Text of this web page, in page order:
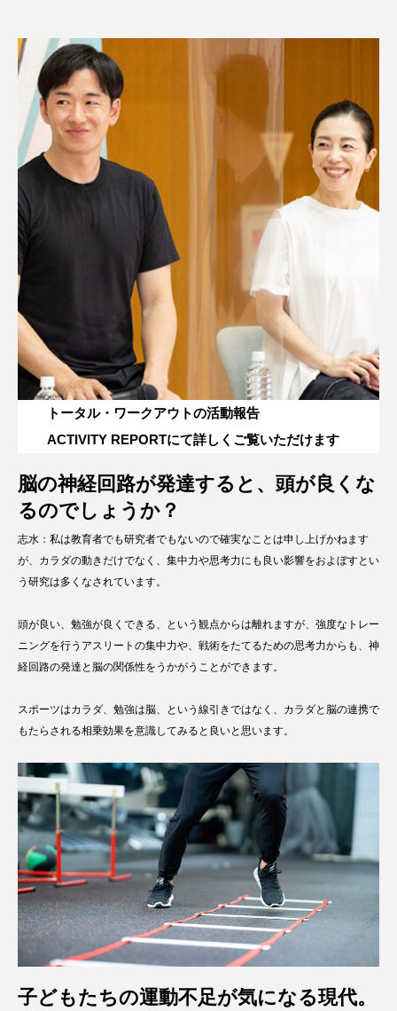
トータル・ワークアウトの活動報告
ACTIVITY REPORTにて詳しくご覧いただけます
脳の神経回路が発達すると、頭が良くな
るのでしょうか？
志水：私は教育者でも研究者でもないので確実なことは申し上げかねます
が、カラダの動きだけでなく、集中力や思考力にも良い影響をおよぼすとい
う研究は多くなされています。
頭が良い、勉強が良くできる、という観点からは離れますが、強度なトレー
ニングを行うアスリートの集中力や、戦術をたてるための思考力からも、神
経回路の発達と脳の関係性をうかがうことができます。
スポーツはカラダ、勉強は脳、という線引きではなく、カラダと脳の連携で
もたらされる相乗効果を意識してみると良いと思います。
子どもたちの運動不足が気になる現代。